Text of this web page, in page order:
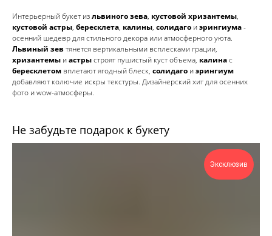
Интерьерный букет изльвиного зева, кустовой хризантемы,
кустовой астры, бересклета, калины, солидаго иэрингиума-
осенний шедевр для стильного декора или атмосферного уюта.
Львиный зев тянется вертикальными всплесками грации,
хризантемы иастрыстроят пушистый куст объема, калинас
бересклетом вплетают ягодный блеск, солидаго иэрингиум
добавляют колючие искры текстуры. Дизайнерский хит для осенних
фото и wow-атмосферы.
Не забудьте подарок к букету
Эксклюзив